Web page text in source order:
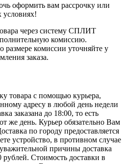
оформить вам рассрочку или
через систему СПЛИТ
комиссию.
комиссии уточняйте у
заказа.
товара с помощью курьера,
адресу в любой день недели
заказана до 18:00, то есть
же день. Курьер обязательно Вам
по городу предоставляется
устройство, в противном случае
причины доставка
рублей. Стоимость доставки в